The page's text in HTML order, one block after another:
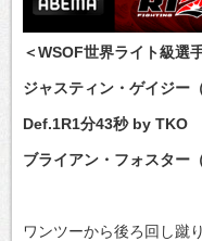
＜WSOF世界ライト級選
ジャスティン・ゲイジー
Def.1R1分43秒 by TKO
ブライアン・フォスター
ワンツーから後ろ回し蹴